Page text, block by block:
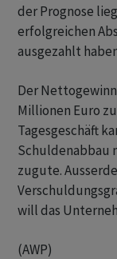
der Prognose
erfolgreichen
ausgezahlt
Der
Millionen Euro
Tagesgeschäft
Schuldenabbau
zugute.
will das
(AWP)